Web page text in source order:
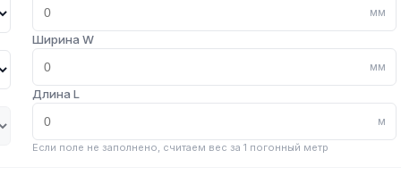
мм
Ширина W
мм
Длина L
м
Если поле не заполнено, считаем вес за 1 погонный метр